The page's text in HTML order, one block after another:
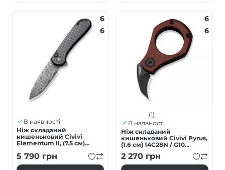
6
6
В наявності
Ніж складаний
кишеньковий Civivi
Elementum II, (7.5 см)
G10
5 790 грн
6
6
(1)
В наявності
Ніж складаний
кишеньковий Civivi Pyrus,
(1.6 см) 14C28N / G10
темно-червоний
2 270 грн